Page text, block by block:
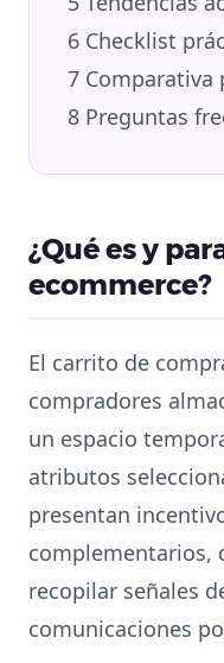
6 Checklist
7 Comparativa
8 Preguntas
¿Qué es y
ecommerce?
El carrito de
compradores
un espacio
atributos
presentan
complementarios,
recopilar señales
comunicaciones